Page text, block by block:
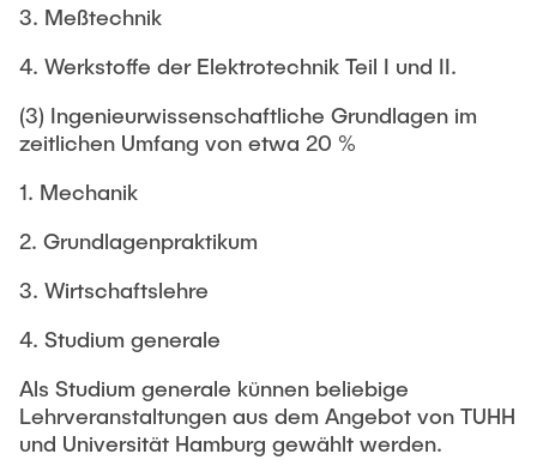
3. Meßtechnik
4. Werkstoffe der Elektrotechnik Teil I und II.
(3) Ingenieurwissenschaftliche Grundlagen im
zeitlichen Umfang von etwa 20 %
1. Mechanik
2. Grundlagenpraktikum
3. Wirtschaftslehre
4. Studium generale
Als Studium generale künnen beliebige
Lehrveranstaltungen aus dem Angebot von TUHH
und Universität Hamburg gewählt werden.